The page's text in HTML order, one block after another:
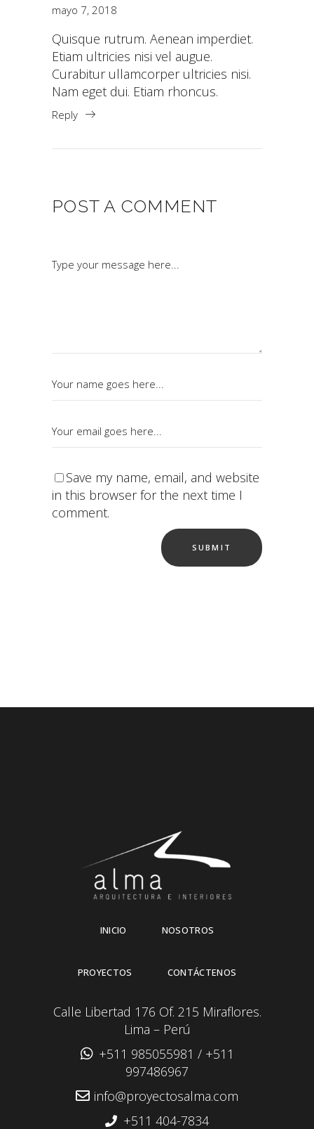
mayo 7, 2018
Quisque rutrum. Aenean imperdiet.
Etiam ultricies nisi vel augue.
Curabitur ullamcorper ultricies nisi.
Nam eget dui. Etiam rhoncus.
Reply
POST A COMMENT
Save my name, email, and website
in this browser for the next time I
comment.
INICIO NOSOTROS
PROYECTOS CONTÁCTENOS
Calle Libertad 176 Of. 215 Miraflores.
Lima – Perú
+511 985055981 / +511
997486967
info@proyectosalma.com
+511 404-7834